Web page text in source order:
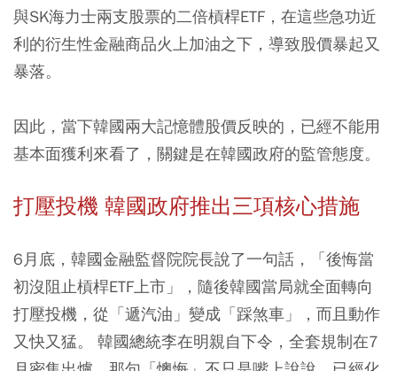
與SK海力士兩支股票的二倍槓桿ETF，在這些急功近
利的衍生性金融商品火上加油之下，導致股價暴起又
暴落。
因此，當下韓國兩大記憶體股價反映的，已經不能用
基本面獲利來看了，關鍵是在韓國政府的監管態度。
打壓投機 韓國政府推出三項核心措施
6月底，韓國金融監督院院長說了一句話，「後悔當
初沒阻止槓桿ETF上市」，隨後韓國當局就全面轉向
打壓投機，從「遞汽油」變成「踩煞車」，而且動作
又快又猛。 韓國總統李在明親自下令，全套規制在7